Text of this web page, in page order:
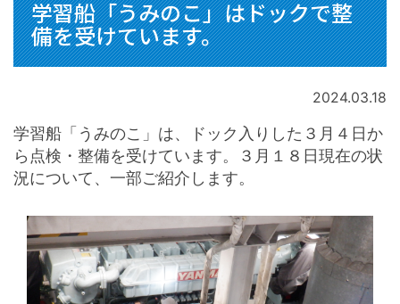
学習船「うみのこ」はドックで整
備を受けています。
2024.03.18
学習船「うみのこ」は、ドック入りした３月４日か
ら点検・整備を受けています。３月１８日現在の状
況について、一部ご紹介します。